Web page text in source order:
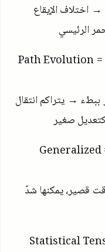
اختلاف الإيقاع
الرئيسي
=
Path Evolution
ببطء → يتراكم انتقال
صغير
Generalized
قصير، يمكنها شدّ
Statistical